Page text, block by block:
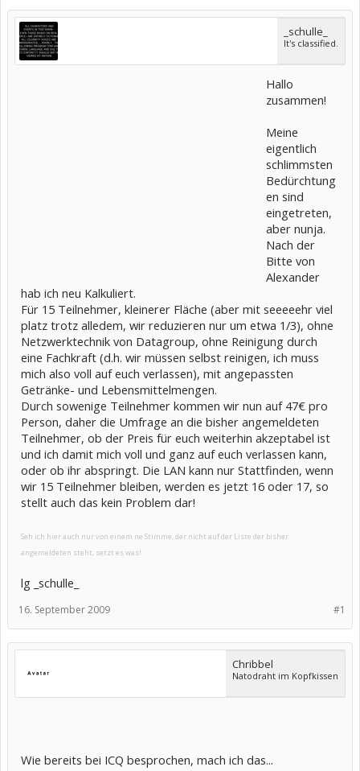
_schulle_
It's classified.
Hallo
zusammen!
Meine
eigentlich
schlimmsten
Bedürchtung
en sind
eingetreten,
aber nunja.
Nach der
Bitte von
Alexander
hab ich neu Kalkuliert.
Für 15 Teilnehmer, kleinerer Fläche (aber mit seeeeehr viel
platz trotz alledem, wir reduzieren nur um etwa 1/3), ohne
Netzwerktechnik von Datagroup, ohne Reinigung durch
eine Fachkraft (d.h. wir müssen selbst reinigen, ich muss
mich also voll auf euch verlassen), mit angepassten
Getränke- und Lebensmittelmengen.
Durch sowenige Teilnehmer kommen wir nun auf 47€ pro
Person, daher die Umfrage an die bisher angemeldeten
Teilnehmer, ob der Preis für euch weiterhin akzeptabel ist
und ich damit mich voll und ganz auf euch verlassen kann,
oder ob ihr abspringt. Die LAN kann nur Stattfinden, wenn
wir 15 Teilnehmer bleiben, werden es jetzt 16 oder 17, so
stellt auch das kein Problem dar!
Seh ich hier auch nur von einem ne Stimme, der nicht auf der Liste der bisher
angemeldeten steht, setzt es was!
lg _schulle_
#1
16. September 2009
Chribbel
Natodraht im Kopfkissen
Wie bereits bei ICQ besprochen, mach ich das...